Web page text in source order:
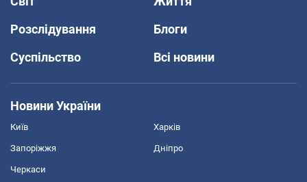
Розслідування
Блоги
Суспільство
Всі новини
Новини України
Київ Харків
Запоріжжя Дніпро
Черкаси